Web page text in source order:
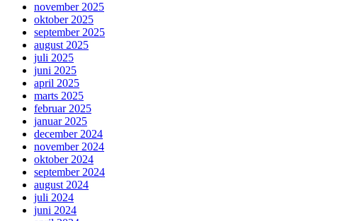
november 2025
oktober 2025
september 2025
august 2025
juli 2025
juni 2025
april 2025
marts 2025
februar 2025
januar 2025
december 2024
november 2024
oktober 2024
september 2024
august 2024
juli 2024
juni 2024